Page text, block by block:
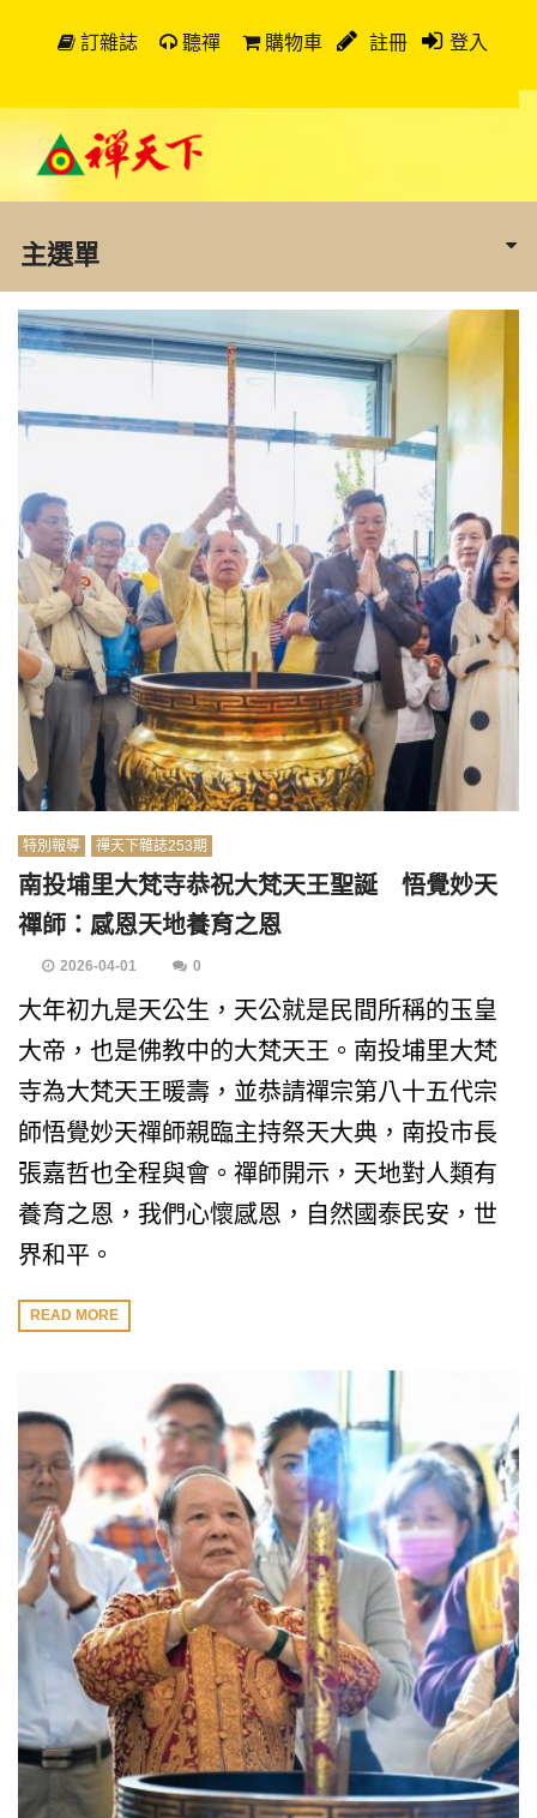
訂雜誌 聽禪 購物車 註冊 登入
主選單
特別報導 禪天下雜誌253期
南投埔里大梵寺恭祝大梵天王聖誕 悟覺妙天
禪師：感恩天地養育之恩
2026-04-01 0
大年初九是天公生，天公就是民間所稱的玉皇
大帝，也是佛教中的大梵天王。南投埔里大梵
寺為大梵天王暖壽，並恭請禪宗第八十五代宗
師悟覺妙天禪師親臨主持祭天大典，南投市長
張嘉哲也全程與會。禪師開示，天地對人類有
養育之恩，我們心懷感恩，自然國泰民安，世
界和平。
READ MORE